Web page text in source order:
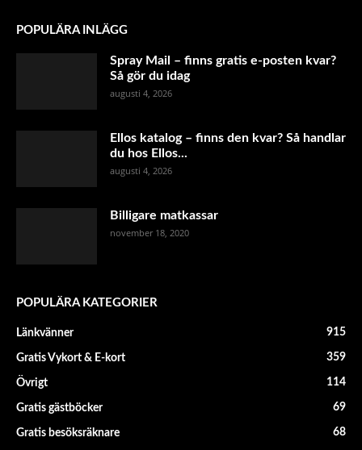
POPULÄRA INLÄGG
Spray Mail – finns gratis e-posten kvar?
Så gör du idag
augusti 4, 2026
Ellos katalog – finns den kvar? Så handlar
du hos Ellos...
augusti 4, 2026
Billigare matkassar
november 18, 2020
POPULÄRA KATEGORIER
Länkvänner 915
Gratis Vykort & E-kort 359
Övrigt 114
Gratis gästböcker 69
Gratis besöksräknare 68